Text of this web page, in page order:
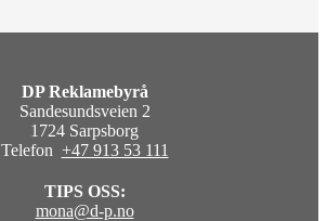
DP Reklamebyrå
Sandesundsveien 2
1724 Sarpsborg
Telefon +47 913 53 111
TIPS OSS:
mona@d-p.no